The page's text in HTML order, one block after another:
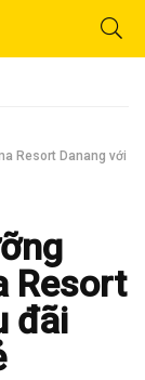
Resort Danang với
Resort
đãi